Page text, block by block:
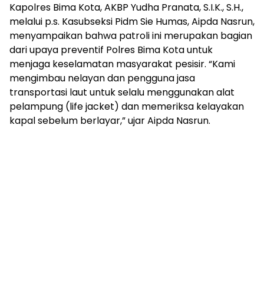
Kapolres Bima Kota, AKBP Yudha Pranata, S.I.K., S.H.,
melalui p.s. Kasubseksi Pidm Sie Humas, Aipda Nasrun,
menyampaikan bahwa patroli ini merupakan bagian
dari upaya preventif Polres Bima Kota untuk
menjaga keselamatan masyarakat pesisir. “Kami
mengimbau nelayan dan pengguna jasa
transportasi laut untuk selalu menggunakan alat
pelampung (life jacket) dan memeriksa kelayakan
kapal sebelum berlayar,” ujar Aipda Nasrun.